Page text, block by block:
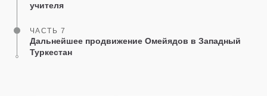
учителя
ЧАСТЬ 7
Дальнейшее продвижение Омейядов в Западный
Туркестан